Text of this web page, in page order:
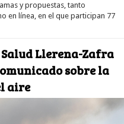
y propuestas, tanto
en línea, en el que participan 77
Salud Llerena-Zafra
sobre la
aire